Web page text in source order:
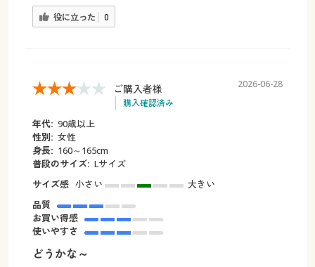
役に立った 0
ご購入者様
購入確認済み
2026-06-28
年代: 90歳以上
性別: 女性
身長: 160～165cm
普段のサイズ: Lサイズ
サイズ感 小さい
大きい
品質
お買い得感
使いやすさ
どうかな～